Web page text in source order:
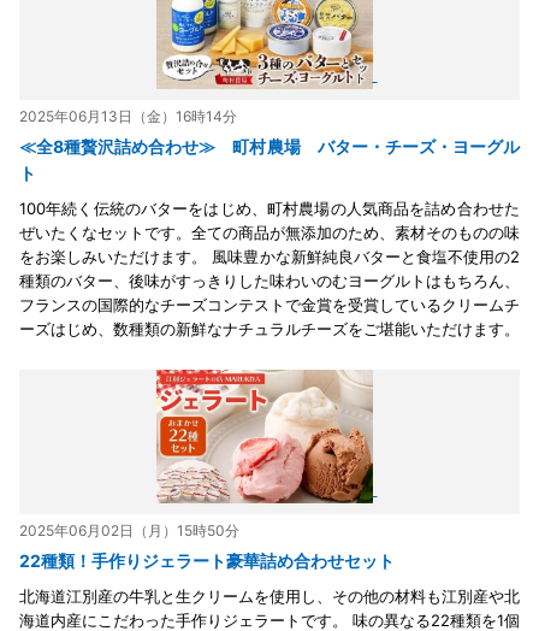
2025年06月13日（金）16時14分
≪全8種贅沢詰め合わせ≫ 町村農場 バター・チーズ・ヨーグル
ト
100年続く伝統のバターをはじめ、町村農場の人気商品を詰め合わせた
ぜいたくなセットです。全ての商品が無添加のため、素材そのものの味
をお楽しみいただけます。 風味豊かな新鮮純良バターと食塩不使用の2
種類のバター、後味がすっきりした味わいのむヨーグルトはもちろん、
フランスの国際的なチーズコンテストで金賞を受賞しているクリームチ
ーズはじめ、数種類の新鮮なナチュラルチーズをご堪能いただけます。
2025年06月02日（月）15時50分
22種類！手作りジェラート豪華詰め合わせセット
北海道江別産の牛乳と生クリームを使用し、その他の材料も江別産や北
海道内産にこだわった手作りジェラートです。 味の異なる22種類を1個